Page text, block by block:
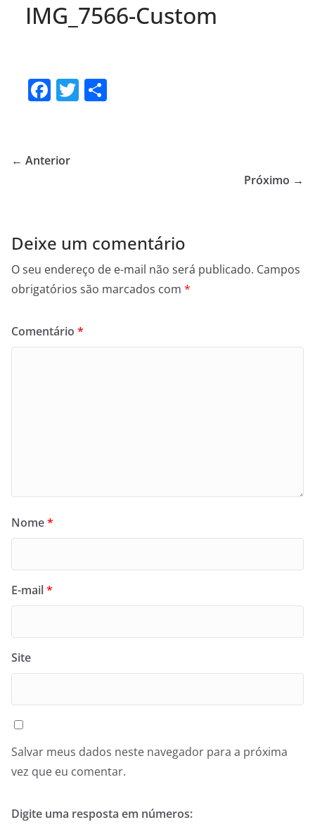
IMG_7566-Custom
F
e
k
T
← Anterior
Próximo →
Deixe um comentário
O seu endereço de e-mail não será publicado. Campos
obrigatórios são marcados com *
Comentário *
Nome*
E-mail*
Site
Salvar meus dados neste navegador para a próxima
vez que eu comentar.
Digite uma resposta em números: